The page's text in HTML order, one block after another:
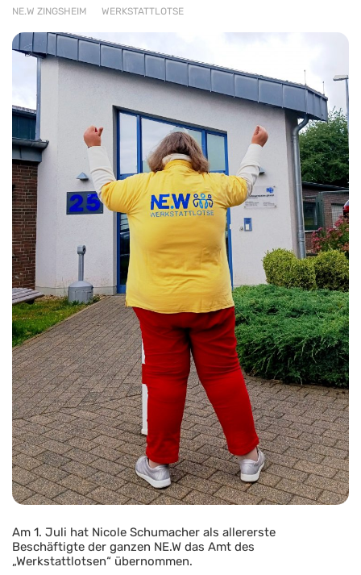
NE.W ZINGSHEIM
WERKSTATTLOTSE
Am 1. Juli hat Nicole Schumacher als allererste
Beschäftigte der ganzen NE.W das Amt des
„Werkstattlotsen“ übernommen.